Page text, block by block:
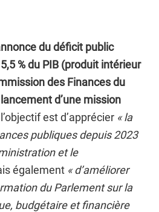
du déficit public
% du PIB (produit intérieur
des Finances du
d’une mission
est d’apprécier « la
publiques depuis 2023
et le
également « d’améliorer
du Parlement sur la
budgétaire et financière